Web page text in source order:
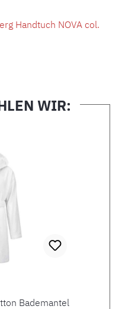
Handtuch NOVA col.
WIR:
Bademantel